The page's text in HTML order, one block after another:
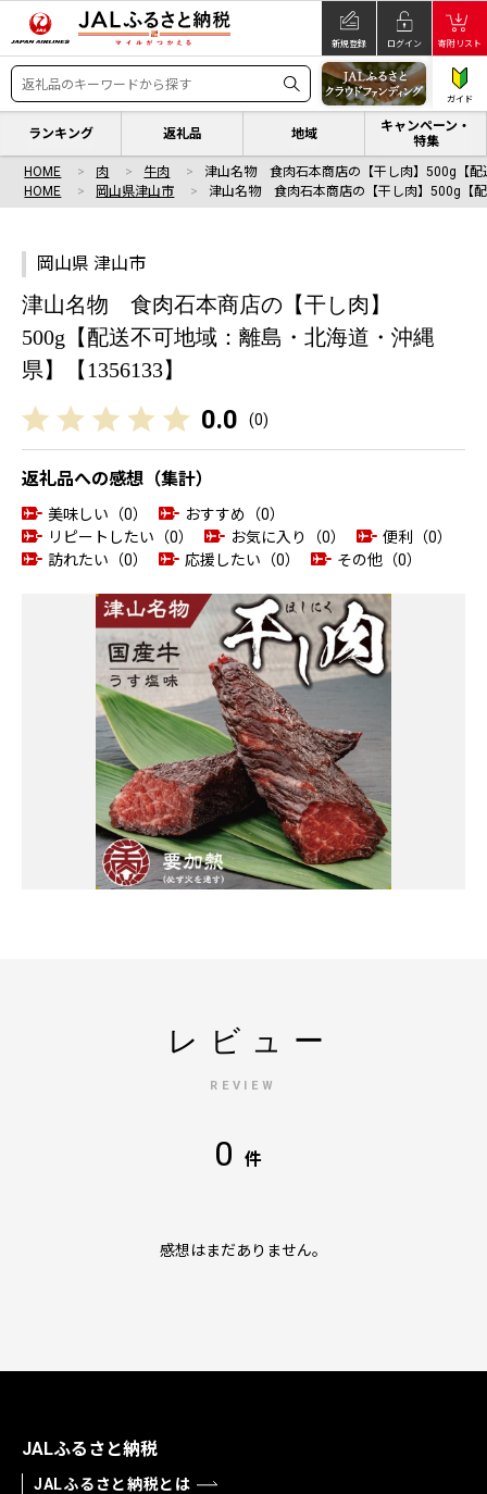
新規登録 ログイン 寄附リスト
ガイド
ランキング 返礼品 地域
キャンペーン・
特集
HOME 肉 牛肉
津山名物 食肉石本商店の【干し肉】500g【
HOME
岡山県津山市 津山名物 食肉石本商店の【干し肉】500g【
岡山県 津山市
津山名物 食肉石本商店の【干し肉】
500g【配送不可地域：離島・北海道・沖縄
県】【1356133】
0.0 (0)
返礼品への感想（集計）
美味しい（0）
おすすめ（0）
リピートしたい（0）
お気に入り（0）
便利（0）
訪れたい（0）
応援したい（0） その他（0）
レビュー
REVIEW
0 件
感想はまだありません。
JALふるさと納税
JALふるさと納税とは